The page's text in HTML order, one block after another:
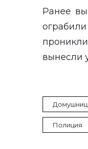
Ранее
вынесли
Полиция